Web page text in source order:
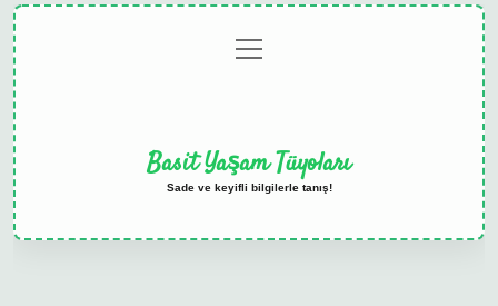
menüyü
aç
Basit Yaşam Tüyoları
Sade ve keyifli bilgilerle tanış!